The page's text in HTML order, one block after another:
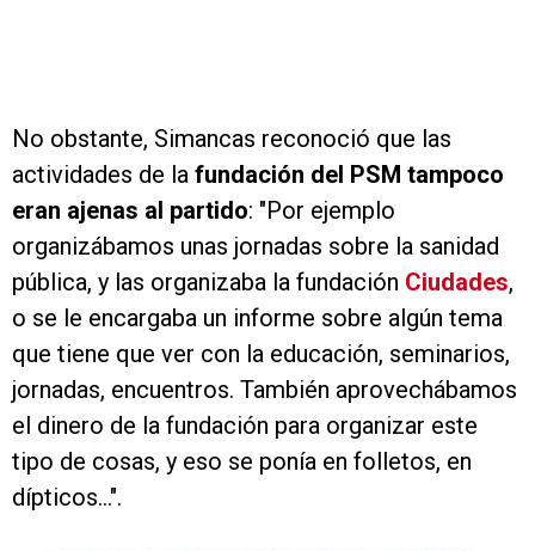
No obstante, Simancas reconoció que las
actividades de la fundación del PSM tampoco
eran ajenas al partido: "Por ejemplo
organizábamos unas jornadas sobre la sanidad
pública, y las organizaba la fundación Ciudades,
o se le encargaba un informe sobre algún tema
que tiene que ver con la educación, seminarios,
jornadas, encuentros. También aprovechábamos
el dinero de la fundación para organizar este
tipo de cosas, y eso se ponía en folletos, en
dípticos...".